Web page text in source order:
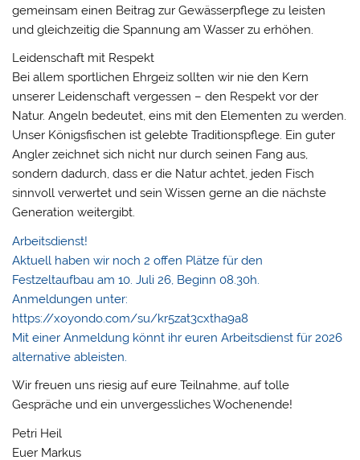
gemeinsam einen Beitrag zur Gewässerpflege zu leisten
und gleichzeitig die Spannung am Wasser zu erhöhen.
Leidenschaft mit Respekt
Bei allem sportlichen Ehrgeiz sollten wir nie den Kern
unserer Leidenschaft vergessen – den Respekt vor der
Natur. Angeln bedeutet, eins mit den Elementen zu werden.
Unser Königsfischen ist gelebte Traditionspflege. Ein guter
Angler zeichnet sich nicht nur durch seinen Fang aus,
sondern dadurch, dass er die Natur achtet, jeden Fisch
sinnvoll verwertet und sein Wissen gerne an die nächste
Generation weitergibt.
Arbeitsdienst!
Aktuell haben wir noch 2 offen Plätze für den
Festzeltaufbau am 10. Juli 26, Beginn 08.30h.
Anmeldungen unter:
https://xoyondo.com/su/kr5zat3cxtha9a8
Mit einer Anmeldung könnt ihr euren Arbeitsdienst für 2026
alternative ableisten.
Wir freuen uns riesig auf eure Teilnahme, auf tolle
Gespräche und ein unvergessliches Wochenende!
Petri Heil
Euer Markus